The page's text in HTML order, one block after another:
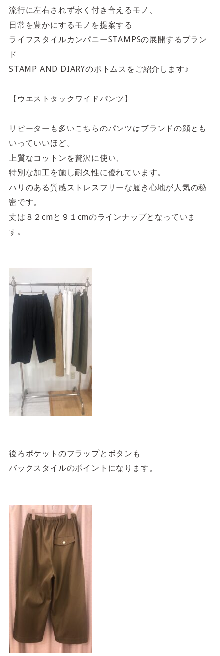
流行に左右されず永く付き合えるモノ、
日常を豊かにするモノを提案する
ライフスタイルカンパニーSTAMPSの展開するブラン
ド
STAMP AND DIARYのボトムスをご紹介します♪
【ウエストタックワイドパンツ】
リピーターも多いこちらのパンツはブランドの顔とも
いっていいほど。
上質なコットンを贅沢に使い、
特別な加工を施し耐久性に優れています。
ハリのある質感ストレスフリーな履き心地が人気の秘
密です。
丈は８２cmと９１cmのラインナップとなっていま
す。
後ろポケットのフラップとボタンも
バックスタイルのポイントになります。